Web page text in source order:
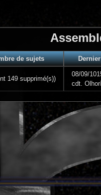
de sujets
149 supprimé(s))
08/09/
cdt.